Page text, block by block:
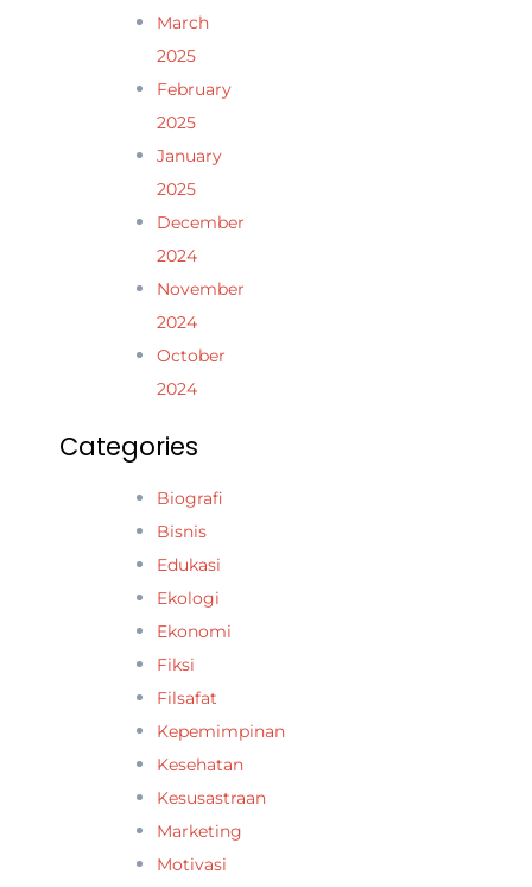
March
2025
February
2025
January
2025
December
2024
November
2024
October
2024
Categories
Biografi
Bisnis
Edukasi
Ekologi
Ekonomi
Fiksi
Filsafat
Kepemimpinan
Kesehatan
Kesusastraan
Marketing
Motivasi